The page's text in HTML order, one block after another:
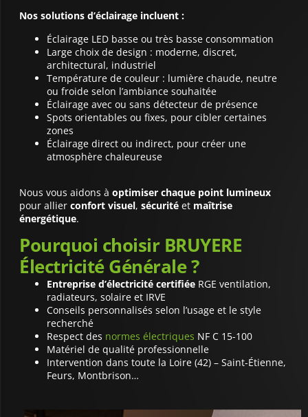
Nos solutions d’éclairage incluent :
Éclairage LED basse ou très basse consommation
Large choix de design : moderne, discret,
architectural, industriel
Température de couleur : lumière chaude, neutre
ou froide selon l’ambiance souhaitée
Éclairage avec ou sans détecteur de présence
Spots orientables ou fixes, pour cibler certaines
zones
Éclairage direct ou indirect, pour créer une
atmosphère chaleureuse
Nous vous aidons à optimiser chaque point lumineux
pour allier confort visuel, sécurité et maîtrise
énergétique.
Pourquoi choisir BRUYERE
Électricité Générale ?
Entreprise d’électricité certifiée RGE ventilation,
radiateurs, solaire et IRVE
Conseils personnalisés selon l’usage et le style
recherché
Respect des normes électriques NF C 15-100
Matériel de qualité professionnelle
Intervention dans toute la Loire (42) – Saint-Étienne,
Feurs, Montbrison…